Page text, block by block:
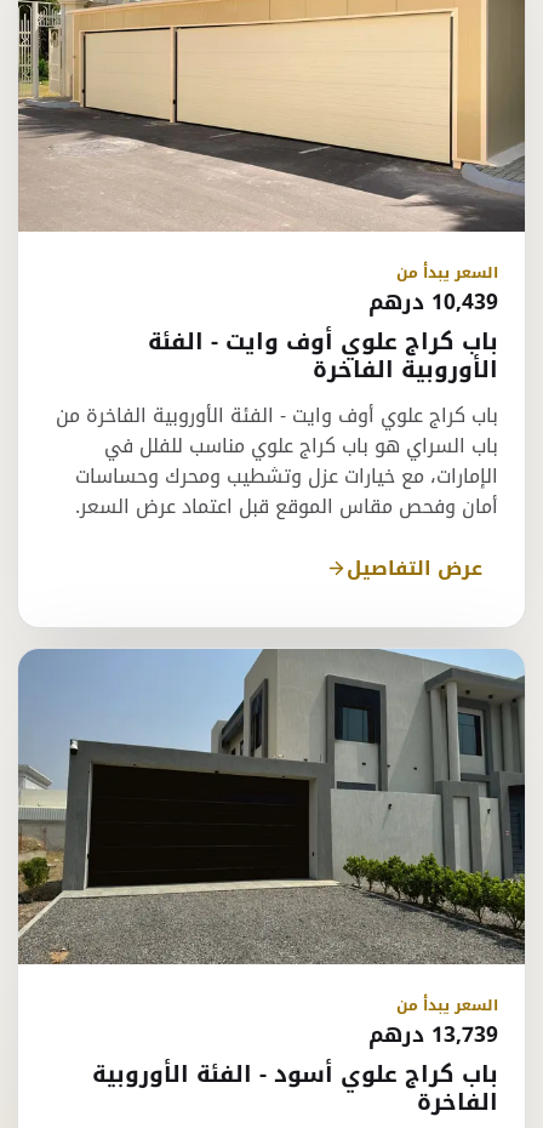
السعر يبدأ من
10,439 درهم
باب كراج علوي أوف وايت - الفئة
الأوروبية الفاخرة
باب كراج علوي أوف وايت - الفئة الأوروبية الفاخرة من
باب السراي هو باب كراج علوي مناسب للفلل في
الإمارات، مع خيارات عزل وتشطيب ومحرك وحساسات
أمان وفحص مقاس الموقع قبل اعتماد عرض السعر.
عرض التفاصيل
السعر يبدأ من
13,739 درهم
باب كراج علوي أسود - الفئة الأوروبية
الفاخرة